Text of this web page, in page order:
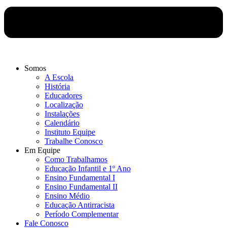
Somos
A Escola
História
Educadores
Localização
Instalações
Calendário
Instituto Equipe
Trabalhe Conosco
Em Equipe
Como Trabalhamos
Educação Infantil e 1º Ano
Ensino Fundamental I
Ensino Fundamental II
Ensino Médio
Educação Antirracista
Período Complementar
Fale Conosco